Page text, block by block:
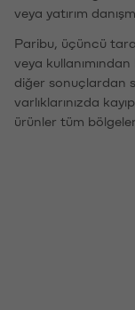
veya yatırım
Paribu, üçüncü
veya
diğer sonuçlardan
varlıklarınızda
ürünler tüm